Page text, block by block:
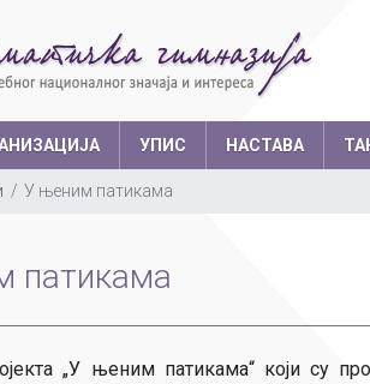
УПИС НАСТАВА
У њеним патикама
патикама
„У њеним патикама“ који су